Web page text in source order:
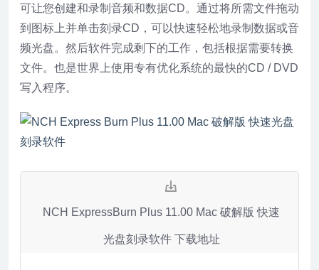
可让您创建和录制音频和数据CD。通过将所需文件拖动
到图标上并单击刻录CD，可以快速轻松地录制数据或音
频光盘。然后软件完成剩下的工作，包括根据需要转换
文件。也是世界上使用专有优化系统的最快的CD / DVD
写入程序。
NCH ExpressBurn Plus 11.00 Mac 破解版 快速
光盘刻录软件 下载地址